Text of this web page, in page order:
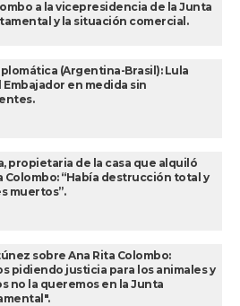
a la vicepresidencia de la Junta
y la situación comercial.
(Argentina-Brasil): Lula
en medida sin
propietaria de la casa que alquiló
Colombo: “Había destrucción total y
muertos”.
sobre Ana Rita Colombo:
pidiendo justicia para los animales y
no la queremos en la Junta